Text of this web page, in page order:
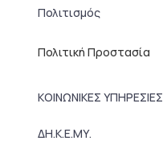
Πολιτισμός
Πολιτική Προστασία
ΚΟΙΝΩΝΙΚΕΣ ΥΠΗΡΕΣΙΕΣ
ΔΗ.Κ.Ε.ΜΥ.